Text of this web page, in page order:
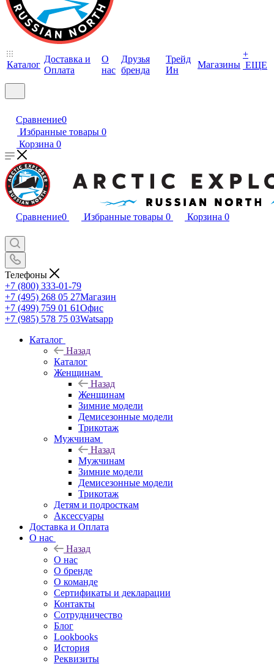
Каталог
Доставка и
Оплата
О
нас
Друзья
бренда
Трейд
Ин
Магазины
+
ЕЩЕ
Сравнение0
Избранные товары 0
Корзина 0
Сравнение0 Избранные товары 0 Корзина 0
Телефоны
+7 (800) 333-01-79
+7 (495) 268 05 27Магазин
+7 (499) 759 01 61Офис
+7 (985) 578 75 03Watsapp
Каталог
Назад
Каталог
Женщинам
Назад
Женщинам
Зимние модели
Демисезонные модели
Трикотаж
Мужчинам
Назад
Мужчинам
Зимние модели
Демисезонные модели
Трикотаж
Детям и подросткам
Аксессуары
Доставка и Оплата
О нас
Назад
О нас
О бренде
О команде
Сертификаты и декларации
Контакты
Сотрудничество
Блог
Lookbooks
История
Реквизиты